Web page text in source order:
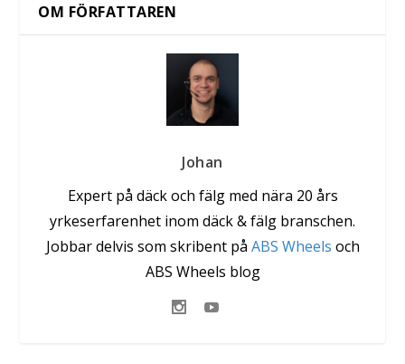
OM FÖRFATTAREN
Johan
Expert på däck och fälg med nära 20 års
yrkeserfarenhet inom däck & fälg branschen.
Jobbar delvis som skribent på ABS Wheels och
ABS Wheels blog